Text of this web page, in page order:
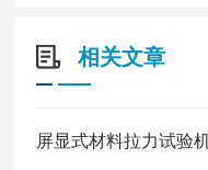
相关文章
屏显式材料拉力试验